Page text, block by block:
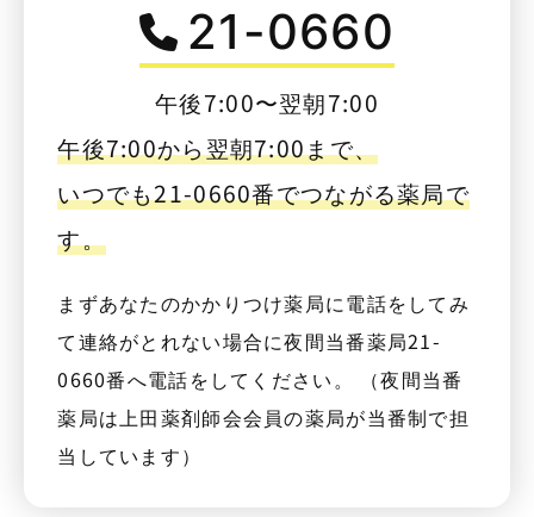
21-0660
午後7:00〜翌朝7:00
午後7:00から翌朝7:00まで、
いつでも21-0660番でつながる薬局で
す。
まずあなたのかかりつけ薬局に電話をしてみ
て連絡がとれない場合に夜間当番薬局21-
0660番へ電話をしてください。 （夜間当番
薬局は上田薬剤師会会員の薬局が当番制で担
当しています）